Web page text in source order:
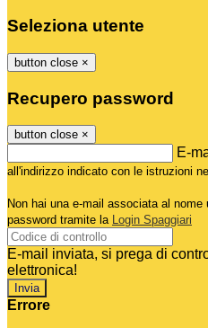
Seleziona utente
button close ×
Recupero password
button close ×
E-
all'indirizzo indicato con le istruzioni
Non hai una e-mail associata al
password tramite la Login Spaggiari
E-mail inviata, si prega di
elettronica!
Errore